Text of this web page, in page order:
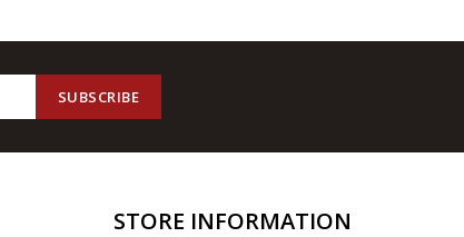
STORE INFORMATION